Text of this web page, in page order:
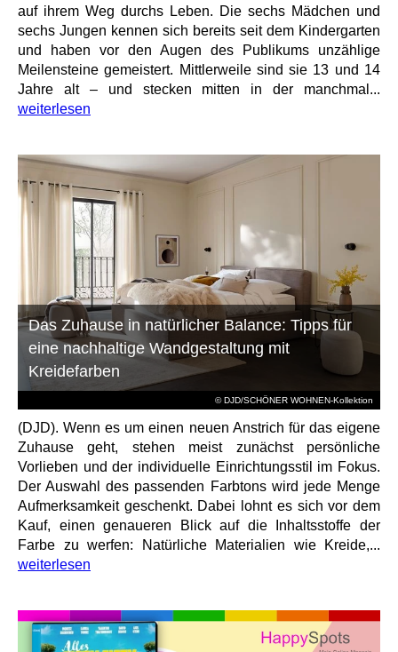
auf ihrem Weg durchs Leben. Die sechs Mädchen und
sechs Jungen kennen sich bereits seit dem Kindergarten
und haben vor den Augen des Publikums unzählige
Meilensteine gemeistert. Mittlerweile sind sie 13 und 14
Jahre alt – und stecken mitten in der manchmal...
weiterlesen
© DJD/SCHÖNER WOHNEN-Kollektion
Das Zuhause in natürlicher Balance: Tipps für
eine nachhaltige Wandgestaltung mit
Kreidefarben
(DJD). Wenn es um einen neuen Anstrich für das eigene
Zuhause geht, stehen meist zunächst persönliche
Vorlieben und der individuelle Einrichtungsstil im Fokus.
Der Auswahl des passenden Farbtons wird jede Menge
Aufmerksamkeit geschenkt. Dabei lohnt es sich vor dem
Kauf, einen genaueren Blick auf die Inhaltsstoffe der
Farbe zu werfen: Natürliche Materialien wie Kreide,...
weiterlesen